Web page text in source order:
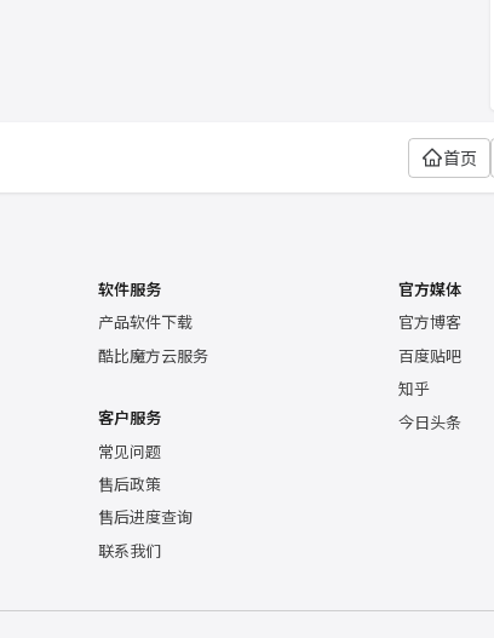
首页
软件服务
产品软件下载
酷比魔方云服务
客户服务
常见问题
售后政策
售后进度查询
联系我们
官方媒体
官方博客
百度贴吧
知乎
今日头条